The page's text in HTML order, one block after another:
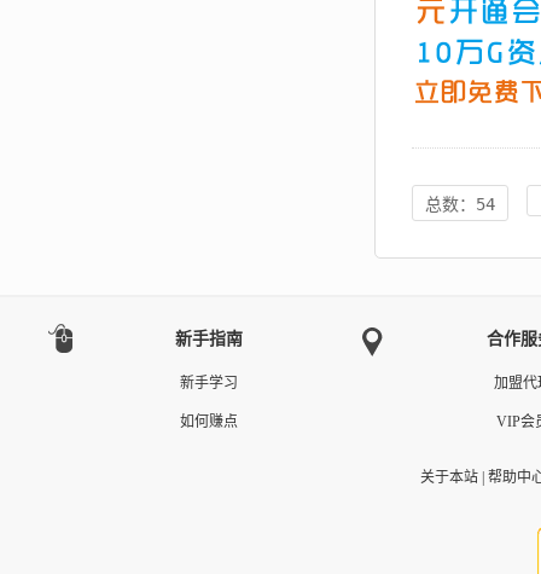
总数：54
新手指南
新手学习
如何赚点
合作服
加盟代
VIP会
关于本站| 帮助中